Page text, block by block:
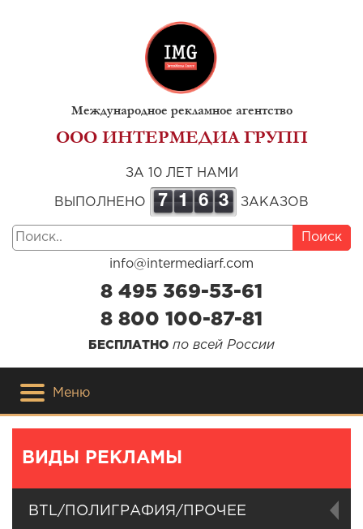
Международное рекламное агентство
ООО ИНТЕРМЕДИА ГРУПП
ЗА 10 ЛЕТ НАМИ
ВЫПОЛНЕНО 7 1 6 3 ЗАКАЗОВ
Поиск
info@intermediarf.com
8 495 369-53-61
8 800 100-87-81
БЕСПЛАТНО по всей России
Меню
ВИДЫ РЕКЛАМЫ
BTL/ПОЛИГРАФИЯ/ПРОЧЕЕ